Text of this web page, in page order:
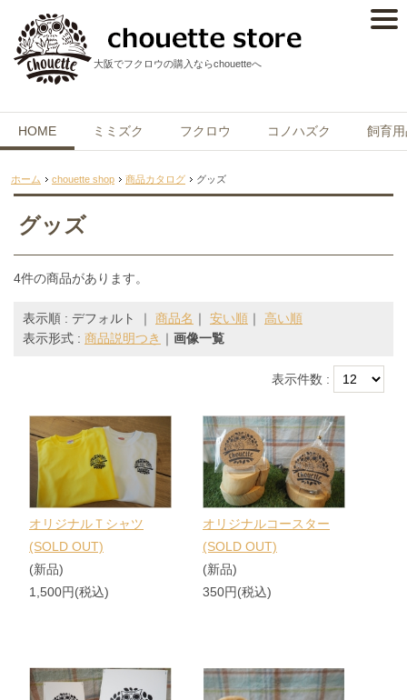
大阪でフクロウの購入ならchouetteへ
HOME ミミズク フクロウ コノハズク 飼育
ホーム chouette shop 商品カタログ グッズ
グッズ
4件の商品があります。
表示順 : デフォルト ｜ 商品名 ｜ 安い順 ｜ 高い順
表示形式 : 商品説明つき ｜ 画像一覧
表示件数 :
オリジナルＴシャツ
(SOLD OUT)
(新品)
1,500円(税込)
オリジナルコースター
(SOLD OUT)
(新品)
350円(税込)